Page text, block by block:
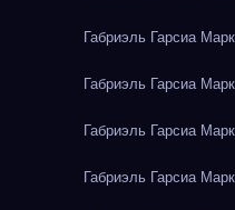
Габриэль Гарсиа
Габриэль Гарсиа
Габриэль Гарсиа
Габриэль Гарсиа